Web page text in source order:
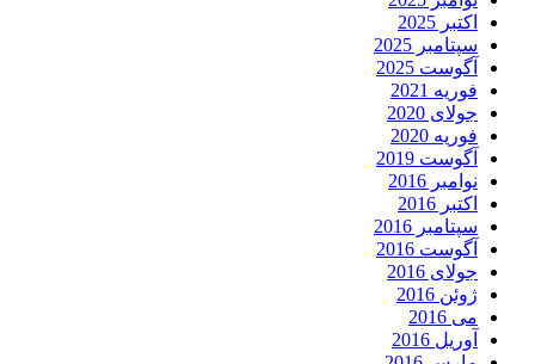
اکتبر 2025
سپتامبر 2025
آگوست 2025
فوریه 2021
جولای 2020
فوریه 2020
آگوست 2019
نوامبر 2016
اکتبر 2016
سپتامبر 2016
آگوست 2016
جولای 2016
ژوئن 2016
می 2016
آوریل 2016